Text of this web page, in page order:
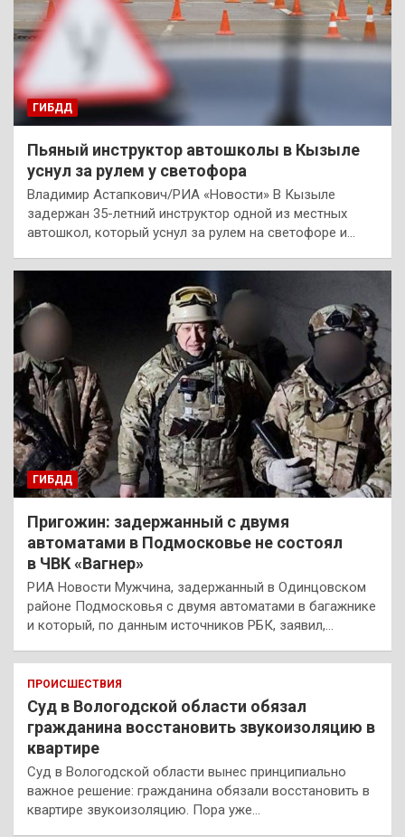
ГИБДД
Пьяный инструктор автошколы в Кызыле
уснул за рулем у светофора
Владимир Астапкович/РИА «Новости» В Кызыле
задержан 35-летний инструктор одной из местных
автошкол, который уснул за рулем на светофоре и…
ГИБДД
Пригожин: задержанный с двумя
автоматами в Подмосковье не состоял
в ЧВК «Вагнер»
РИА Новости Мужчина, задержанный в Одинцовском
районе Подмосковья с двумя автоматами в багажнике
и который, по данным источников РБК, заявил,…
ПРОИСШЕСТВИЯ
Суд в Вологодской области обязал
гражданина восстановить звукоизоляцию в
квартире
Суд в Вологодской области вынес принципиально
важное решение: гражданина обязали восстановить в
квартире звукоизоляцию. Пора уже…